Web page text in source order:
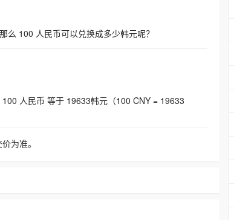
100 人民币可以兑换成多少韩元呢？
人民币 等于 19633韩元（100 CNY = 19633
为准。